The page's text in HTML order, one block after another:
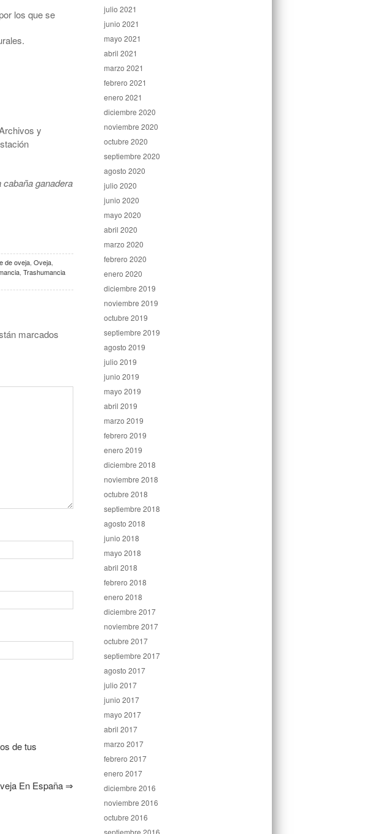
los que se
y
ganadera
de oveja Oveja
Trashumancia
marcados
de tus
En España⇒
julio 2021
junio 2021
mayo 2021
abril 2021
marzo 2021
febrero 2021
enero 2021
diciembre 2020
noviembre 2020
octubre 2020
septiembre 2020
agosto 2020
julio 2020
junio 2020
mayo 2020
abril 2020
marzo 2020
febrero 2020
enero 2020
diciembre 2019
noviembre 2019
octubre 2019
septiembre 2019
agosto 2019
julio 2019
junio 2019
mayo 2019
abril 2019
marzo 2019
febrero 2019
enero 2019
diciembre 2018
noviembre 2018
octubre 2018
septiembre 2018
agosto 2018
junio 2018
mayo 2018
abril 2018
febrero 2018
enero 2018
diciembre 2017
noviembre 2017
octubre 2017
septiembre 2017
agosto 2017
julio 2017
junio 2017
mayo 2017
abril 2017
marzo 2017
febrero 2017
enero 2017
diciembre 2016
noviembre 2016
octubre 2016
septiembre 2016